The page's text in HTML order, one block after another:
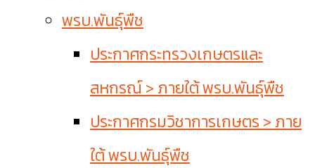
พรบ.พันธุ์พืช
ประกาศกระทรวงเกษตรและ
สหกรณ์ > ภายใต้ พรบ.พันธุ์พืช
ประกาศกรมวิชาการเกษตร > ภาย
ใต้ พรบ.พันธุ์พืช